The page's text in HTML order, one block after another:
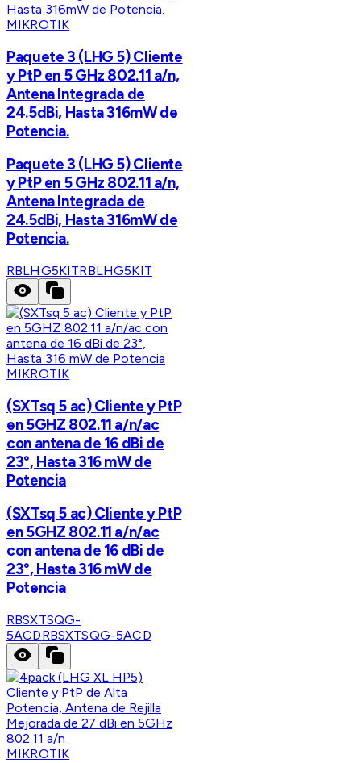
MIKROTIK
Paquete 3 (LHG 5) Cliente
y PtP en 5 GHz 802.11 a/n,
Antena Integrada de
24.5dBi, Hasta 316mW de
Potencia.
Paquete 3 (LHG 5) Cliente
y PtP en 5 GHz 802.11 a/n,
Antena Integrada de
24.5dBi, Hasta 316mW de
Potencia.
RBLHG5KITRBLHG5KIT
MIKROTIK
(SXTsq 5 ac) Cliente y PtP
en 5GHZ 802.11 a/n/ac
con antena de 16 dBi de
23°, Hasta 316 mW de
Potencia
(SXTsq 5 ac) Cliente y PtP
en 5GHZ 802.11 a/n/ac
con antena de 16 dBi de
23°, Hasta 316 mW de
Potencia
RBSXTSQG-
5ACDRBSXTSQG-5ACD
MIKROTIK